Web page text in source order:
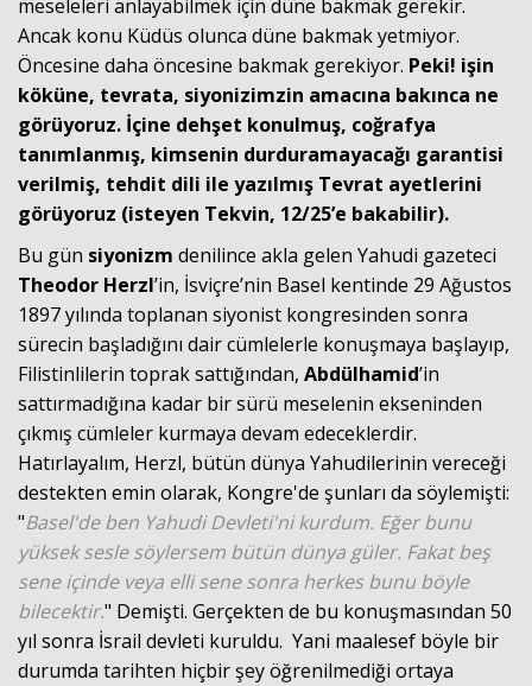
meseleleri anlayabilmek için düne bakmak gerekir.
Ancak konu Küdüs olunca düne bakmak yetmiyor.
Öncesine daha öncesine bakmak gerekiyor. Peki! işin
köküne, tevrata, siyonizimzin amacına bakınca ne
görüyoruz. İçine dehşet konulmuş, coğrafya
tanımlanmış, kimsenin durduramayacağı garantisi
verilmiş, tehdit dili ile yazılmış Tevrat ayetlerini
görüyoruz (isteyen Tekvin, 12/25’e bakabilir).
Bu gün siyonizm denilince akla gelen Yahudi gazeteci
Theodor Herzl’in, İsviçre’nin Basel kentinde 29 Ağustos
1897 yılında toplanan siyonist kongresinden sonra
sürecin başladığını dair cümlelerle konuşmaya başlayıp,
Filistinlilerin toprak sattığından, Abdülhamid’in
sattırmadığına kadar bir sürü meselenin ekseninden
çıkmış cümleler kurmaya devam edeceklerdir.
Hatırlayalım, Herzl, bütün dünya Yahudilerinin vereceği
destekten emin olarak, Kongre'de şunları da söylemişti:
"Basel'de ben Yahudi Devleti'ni kurdum. Eğer bunu
yüksek sesle söylersem bütün dünya güler. Fakat beş
sene içinde veya elli sene sonra herkes bunu böyle
bilecektir." Demişti. Gerçekten de bu konuşmasından 50
yıl sonra İsrail devleti kuruldu. Yani maalesef böyle bir
durumda tarihten hiçbir şey öğrenilmediği ortaya
Haberin Doğru Adresi.